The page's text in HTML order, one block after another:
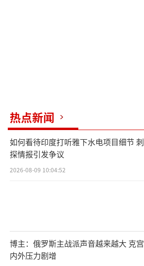
热点新闻
如何看待印度打听雅下水电项目细节 刺
探情报引发争议
2026-08-09 10:04:52
博主：俄罗斯主战派声音越来越大 克宫
内外压力剧增